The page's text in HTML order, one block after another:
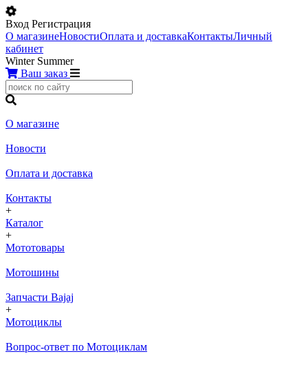
Вход Регистрация
О магазинеНовостиОплата и доставкаКонтактыЛичный
кабинет
Winter Summer
Ваш заказ
О магазине
Новости
Оплата и доставка
Контакты
+
Каталог
+
Мототовары
Мотошины
Запчасти Bajaj
+
Мотоциклы
Вопрос-ответ по Мотоциклам